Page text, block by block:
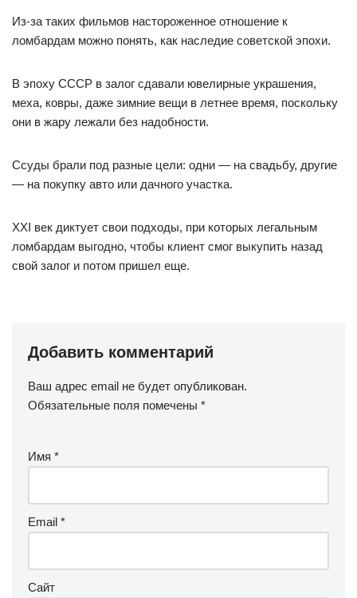
Из-за таких фильмов настороженное отношение к
ломбардам можно понять, как наследие советской эпохи.
В эпоху СССР в залог сдавали ювелирные украшения,
меха, ковры, даже зимние вещи в летнее время, поскольку
они в жару лежали без надобности.
Ссуды брали под разные цели: одни — на свадьбу, другие
— на покупку авто или дачного участка.
ХХI век диктует свои подходы, при которых легальным
ломбардам выгодно, чтобы клиент смог выкупить назад
свой залог и потом пришел еще.
Добавить комментарий
Ваш адрес email не будет опубликован.
Обязательные поля помечены *
Имя *
Email *
Сайт